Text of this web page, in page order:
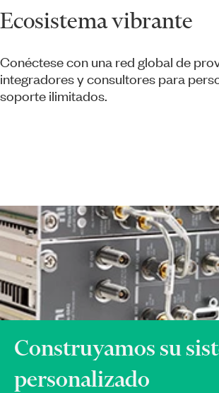
Ecosistema vibrante
Conéctese con una red global de
integradores y consultores para
soporte ilimitados.
Construyamos su
personalizado